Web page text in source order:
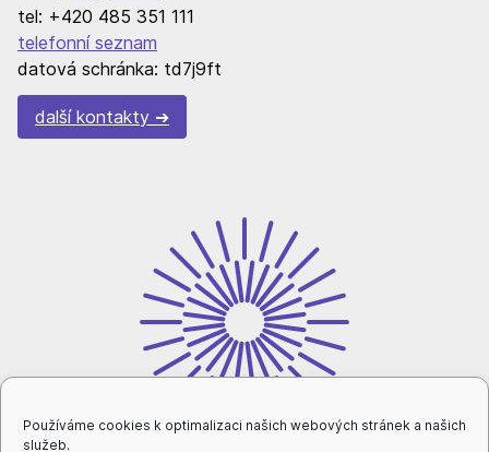
Používáme cookies k optimalizaci našich webových stránek a našich
služeb.
tel: +420 485 351 111
telefonní seznam
datová schránka: td7j9ft
další kontakty